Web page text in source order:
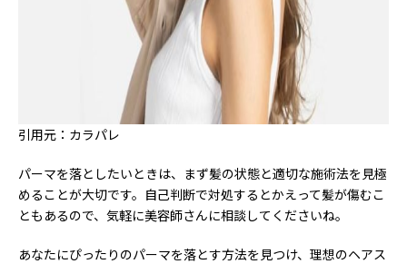
引用元：カラパレ
パーマを落としたいときは、まず髪の状態と適切な施術法を見極
めることが大切です。自己判断で対処するとかえって髪が傷むこ
ともあるので、気軽に美容師さんに相談してくださいね。
あなたにぴったりのパーマを落とす方法を見つけ、理想のヘアス